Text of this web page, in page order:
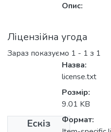
Опис:
Ліцензійна угода
Зараз показуємо 1 - 1 з 1
Ескіз
Назва:
license.txt
Розмір:
9.01 KB
Формат: